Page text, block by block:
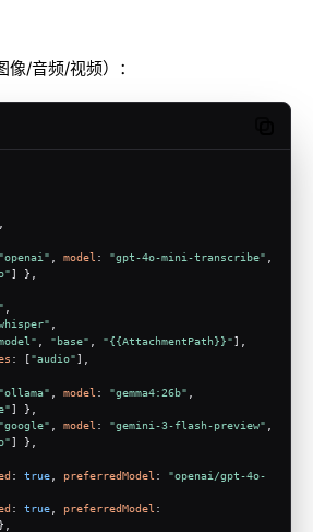
/音频/视频）：
"openai" model : "gpt-4o-mini-transcribe"
] },
"base" "{{AttachmentPath}}"],
: ["audio"],
"ollama" model : "gemma4:26b"
] },
"google" model : "gemini-3-flash-preview"
] },
: true preferredModel : "openai/gpt-4o-
: true preferredModel